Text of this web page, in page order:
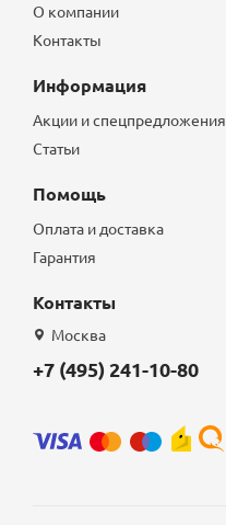
О компании
Контакты
Информация
Акции и спецпредложения
Статьи
Помощь
Оплата и доставка
Гарантия
Контакты
Москва
+7 (495) 241-10-80